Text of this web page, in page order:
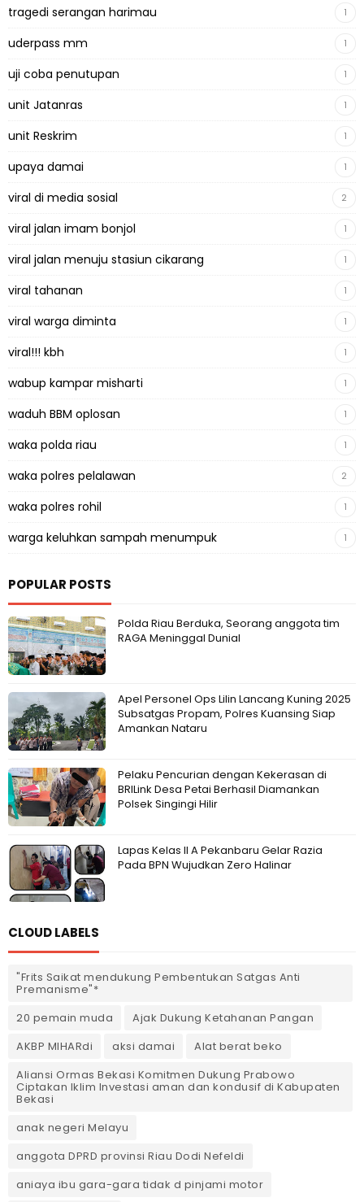
tragedi serangan harimau 1
uderpass mm 1
uji coba penutupan 1
unit Jatanras 1
unit Reskrim 1
upaya damai 1
viral di media sosial 2
viral jalan imam bonjol 1
viral jalan menuju stasiun cikarang 1
viral tahanan 1
viral warga diminta 1
viral!!! kbh 1
wabup kampar misharti 1
waduh BBM oplosan 1
waka polda riau 1
waka polres pelalawan 2
waka polres rohil 1
warga keluhkan sampah menumpuk 1
POPULAR POSTS
Polda Riau Berduka, Seorang anggota tim
RAGA Meninggal Dunial
Apel Personel Ops Lilin Lancang Kuning 2025
Subsatgas Propam, Polres Kuansing Siap
Amankan Nataru
Pelaku Pencurian dengan Kekerasan di
BRILink Desa Petai Berhasil Diamankan
Polsek Singingi Hilir
Lapas Kelas II A Pekanbaru Gelar Razia
Pada BPN Wujudkan Zero Halinar
CLOUD LABELS
"Frits Saikat mendukung Pembentukan Satgas Anti
Premanisme"*
20 pemain muda
Ajak Dukung Ketahanan Pangan
AKBP MIHARdi
aksi damai
Alat berat beko
Aliansi Ormas Bekasi Komitmen Dukung Prabowo
Ciptakan Iklim Investasi aman dan kondusif di Kabupaten
Bekasi
anak negeri Melayu
anggota DPRD provinsi Riau Dodi Nefeldi
aniaya ibu gara-gara tidak d pinjami motor